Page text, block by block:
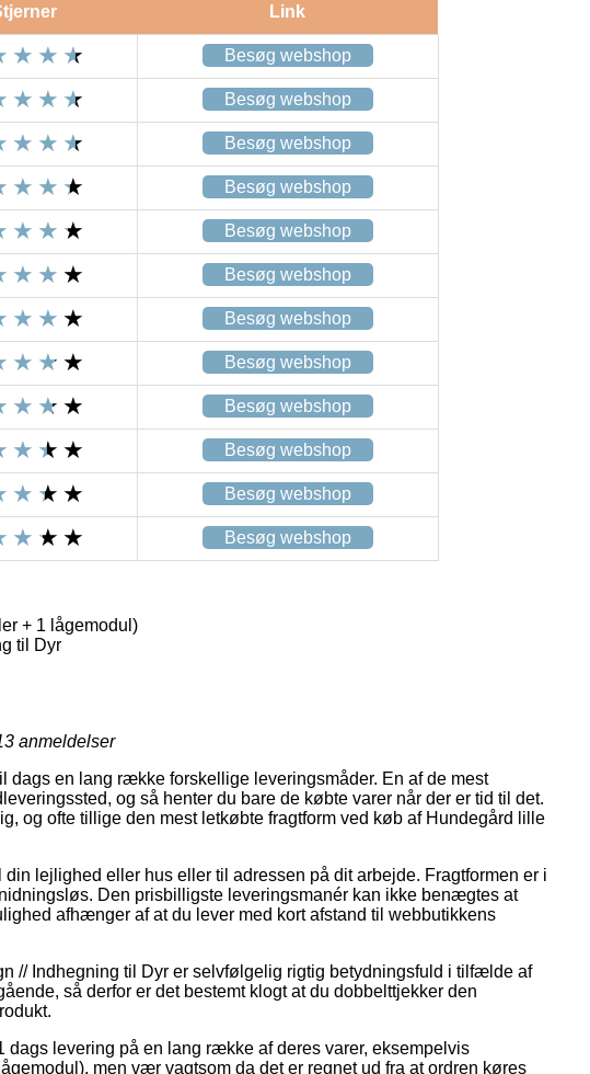
Link
Besøg webshop
Besøg webshop
Besøg webshop
Besøg webshop
Besøg webshop
Besøg webshop
Besøg webshop
Besøg webshop
Besøg webshop
Besøg webshop
Besøg webshop
Besøg webshop
+ 1 lågemodul)
til Dyr
anmeldelser
dags en lang række forskellige leveringsmåder. En af de mest
og så henter du bare de købte varer når der er tid til det.
og ofte tillige den mest letkøbte fragtform ved køb af Hundegård lille
lejlighed eller hus eller til adressen på dit arbejde. Fragtformen er i
Den prisbilligste leveringsmanér kan ikke benægtes at
afhænger af at du lever med kort afstand til webbutikkens
// Indhegning til Dyr er selvfølgelig rigtig betydningsfuld i tilfælde af
så derfor er det bestemt klogt at du dobbelttjekker den
dags levering på en lang række af deres varer, eksempelvis
men vær vagtsom da det er regnet ud fra at ordren køres